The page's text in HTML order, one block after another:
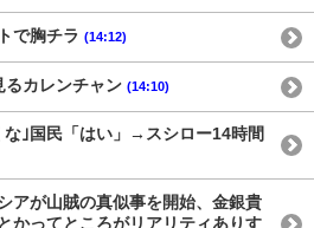
で胸チラ (14:12)
るカレンチャン (14:10)
な｣国民「はい」→スシロー14時間
アが山賊の真似事を開始、金銀貴
かってところがリアリティありす